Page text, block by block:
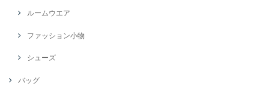
ルームウエア
ファッション小物
シューズ
バッグ